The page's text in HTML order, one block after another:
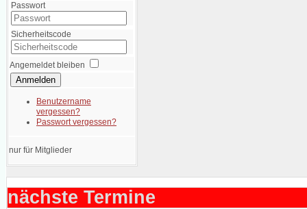
Passwort
Sicherheitscode
Angemeldet bleiben
Anmelden
Benutzername
vergessen?
Passwort vergessen?
nur für Mitglieder
nächste Termine